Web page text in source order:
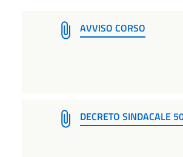
AVVISO CORSO
DECRETO SINDACALE